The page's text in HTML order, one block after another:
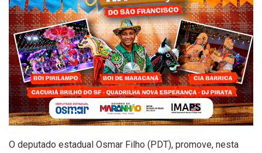
O deputado estadual Osmar Filho (PDT), promove, nesta